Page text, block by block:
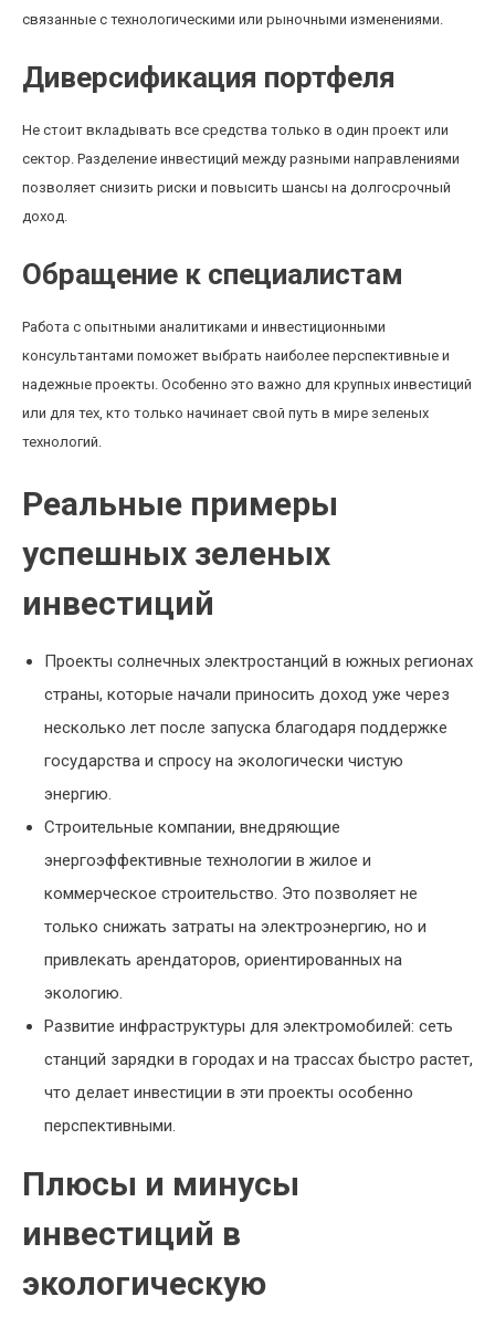
связанные с технологическими или рыночными изменениями.
Диверсификация портфеля
Не стоит вкладывать все средства только в один проект или
сектор. Разделение инвестиций между разными направлениями
позволяет снизить риски и повысить шансы на долгосрочный
доход.
Обращение к специалистам
Работа с опытными аналитиками и инвестиционными
консультантами поможет выбрать наиболее перспективные и
надежные проекты. Особенно это важно для крупных инвестиций
или для тех, кто только начинает свой путь в мире зеленых
технологий.
Реальные примеры
успешных зеленых
инвестиций
Проекты солнечных электростанций в южных регионах
страны, которые начали приносить доход уже через
несколько лет после запуска благодаря поддержке
государства и спросу на экологически чистую
энергию.
Строительные компании, внедряющие
энергоэффективные технологии в жилое и
коммерческое строительство. Это позволяет не
только снижать затраты на электроэнергию, но и
привлекать арендаторов, ориентированных на
экологию.
Развитие инфраструктуры для электромобилей: сеть
станций зарядки в городах и на трассах быстро растет,
что делает инвестиции в эти проекты особенно
перспективными.
Плюсы и минусы
инвестиций в
экологическую